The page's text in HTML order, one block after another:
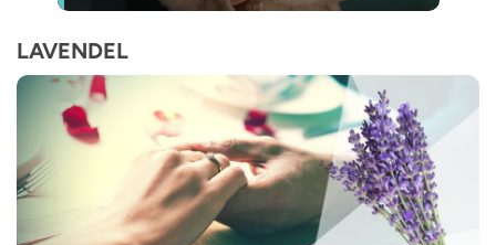
LAVENDEL